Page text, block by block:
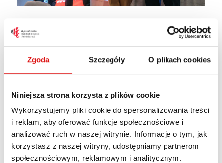
Zgoda Szczegóły O plikach cookies
Niniejsza strona korzysta z plików cookie
Wykorzystujemy pliki cookie do spersonalizowania treści
i reklam, aby oferować funkcje społecznościowe i
analizować ruch w naszej witrynie. Informacje o tym, jak
korzystasz z naszej witryny, udostępniamy partnerom
społecznościowym, reklamowym i analitycznym.